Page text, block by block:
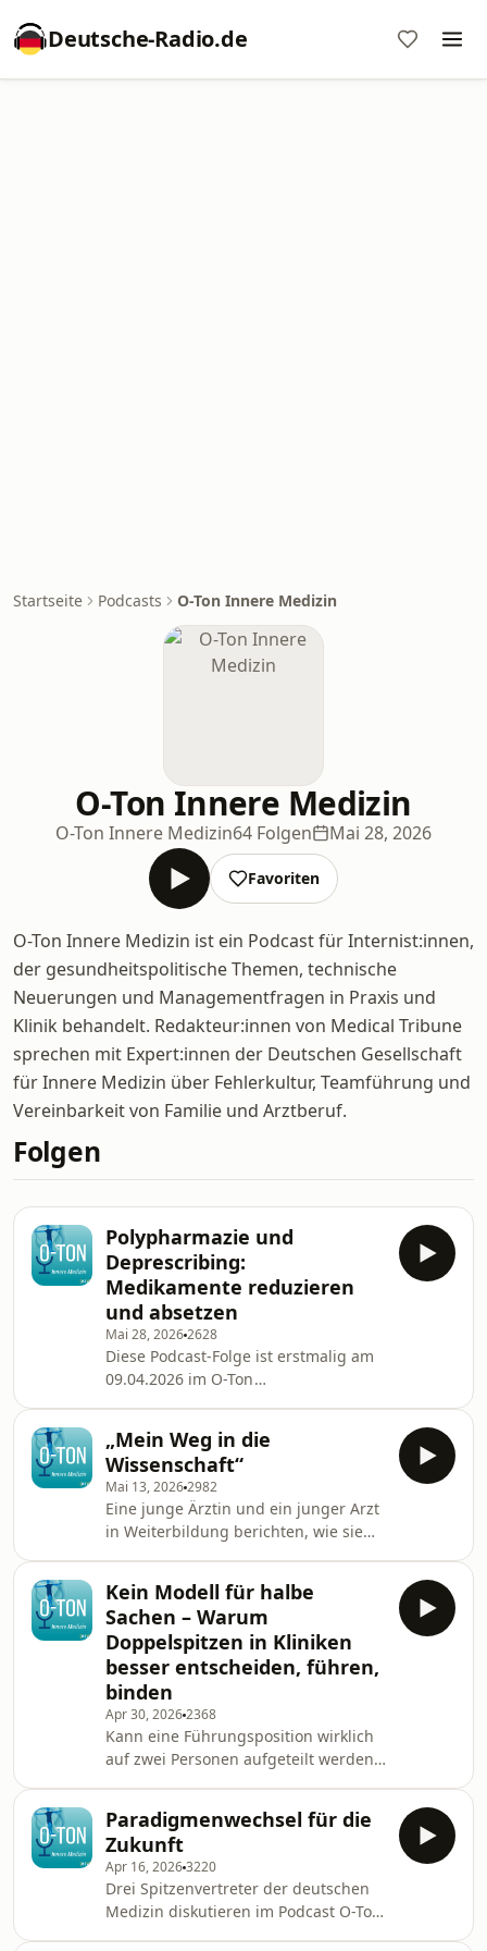
Deutsche-Radio.de
Startseite Podcasts O-Ton Innere Medizin
O-Ton Innere Medizin
O-Ton Innere Medizin64 Folgen Mai 28, 2026
Favoriten
O-Ton Innere Medizin ist ein Podcast für Internist:innen,
der gesundheitspolitische Themen, technische
Neuerungen und Managementfragen in Praxis und
Klinik behandelt. Redakteur:innen von Medical Tribune
sprechen mit Expert:innen der Deutschen Gesellschaft
für Innere Medizin über Fehlerkultur, Teamführung und
Vereinbarkeit von Familie und Arztberuf.
Folgen
Polypharmazie und
Deprescribing:
Medikamente reduzieren
und absetzen
Mai 28, 20262628
Diese Podcast-Folge ist erstmalig am
09.04.2026 im O-Ton
ärztliche Routine Polypharmazie ist im
Alter eher die Regel als die
Ausnahme. Im Durchschnitt nehmen
geriatrische Patientinnen und
Patienten neun bis zehn
Dauermedikamente ein. Die Risiken
werden häufig unterschätzt:
Sturzgefahr, Delir, Müdigkeit,
sinkende Therapietreue
„Mein Weg in die
Wissenschaft“
Mai 13, 20262982
Eine junge Ärztin und ein junger Arzt
in Weiterbildung berichten, wie sie
bringen, wo ihre Hürden liegen, was
ihnen Spaß macht und welche Türen
die DGIM öffnen kann. Es geht um
Themen wie: • den Einstieg junger
Ärztinnen und Ärzte in die
Forschungstätigkeit • die
Herausforderungen und Hürden, um
die Balance zwischen Stationsalltag
und
Kein Modell für halbe
Sachen – Warum
Doppelspitzen in Kliniken
besser entscheiden, führen,
binden
Apr 30, 20262368
Kann eine Führungsposition wirklich
auf zwei Personen aufgeteilt werden –
dieser Folge von O-Ton Innere
Medizin beleuchtet Redakteurin
Anouschka Wasner im Gespräch mit
zwei Expertinnen das Konzept des
Top Sharings aus Theorie und Praxis.
Dr. Katrina Scholl, Hämatologin,
Paradigmenwechsel für die
Zukunft
Apr 16, 20263220
Drei Spitzenvertreter der deutschen
Medizin diskutieren im Podcast O-Ton